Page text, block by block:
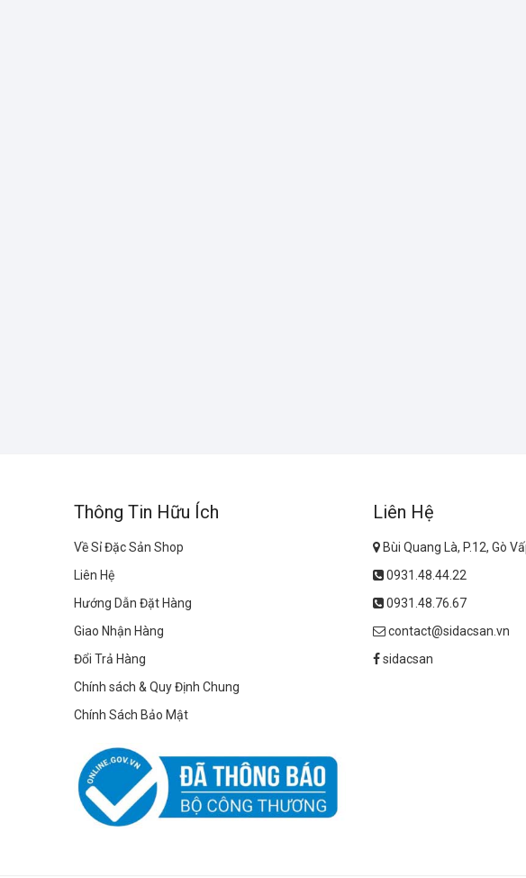
Thông Tin Hữu Ích
Về Sỉ Đặc Sản Shop
Liên Hệ
Hướng Dẫn Đặt Hàng
Giao Nhận Hàng
Đổi Trả Hàng
Chính sách & Quy Định Chung
Chính Sách Bảo Mật
Liên Hệ
Bùi Quang Là, P.12, Gò
0931.48.44.22
0931.48.76.67
contact@sidacsan.vn
sidacsan